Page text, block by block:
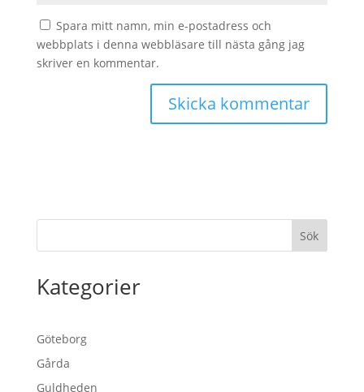
Spara mitt namn, min e-postadress och
webbplats i denna webbläsare till nästa gång jag
skriver en kommentar.
Sök
Kategorier
Göteborg
Gårda
Guldheden